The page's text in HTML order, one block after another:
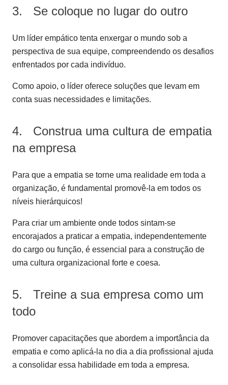
3. Se coloque no lugar do outro
Um líder empático tenta enxergar o mundo sob a
perspectiva de sua equipe, compreendendo os desafios
enfrentados por cada indivíduo.
Como apoio, o líder oferece soluções que levam em
conta suas necessidades e limitações.
4. Construa uma cultura de empatia
na empresa
Para que a empatia se torne uma realidade em toda a
organização, é fundamental promovê-la em todos os
níveis hierárquicos!
Para criar um ambiente onde todos sintam-se
encorajados a praticar a empatia, independentemente
do cargo ou função, é essencial para a construção de
uma cultura organizacional forte e coesa.
5. Treine a sua empresa como um
todo
Promover capacitações que abordem a importância da
empatia e como aplicá-la no dia a dia profissional ajuda
a consolidar essa habilidade em toda a empresa.